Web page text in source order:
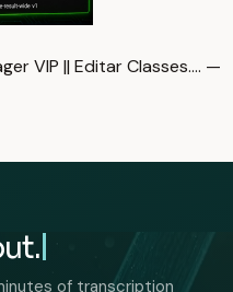
VIP || Editar Classes.… —
of transcription